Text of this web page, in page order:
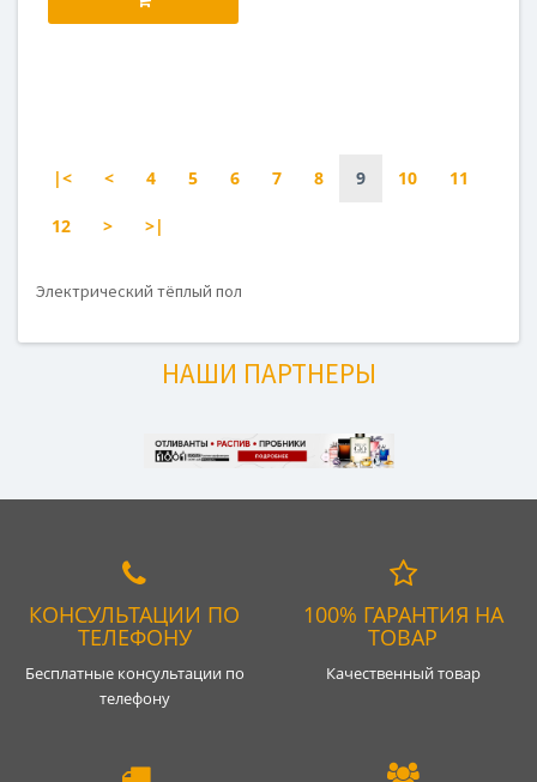
|< < 4 5 6 7 8 9 10 11
12 > >|
Электрический тёплый пол
НАШИ ПАРТНЕРЫ
КОНСУЛЬТАЦИИ ПО
ТЕЛЕФОНУ
Бесплатные консультации по
телефону
100% ГАРАНТИЯ НА
ТОВАР
Качественный товар